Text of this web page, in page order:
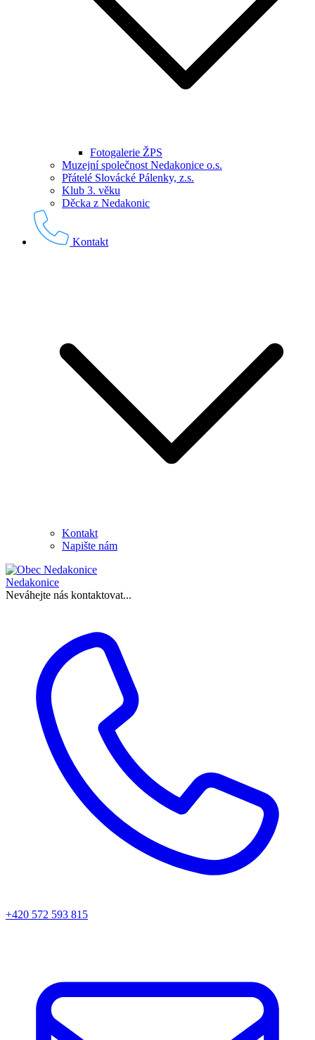
Fotogalerie ŽPS
Muzejní společnost Nedakonice o.s.
Přátelé Slovácké Pálenky, z.s.
Klub 3. věku
Děcka z Nedakonic
Kontakt
Kontakt
Napište nám
Nedakonice
Neváhejte nás kontaktovat...
+420 572 593 815